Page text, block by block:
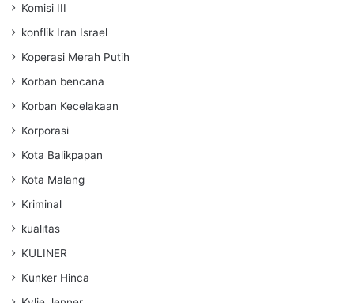
Komisi III
konflik Iran Israel
Koperasi Merah Putih
Korban bencana
Korban Kecelakaan
Korporasi
Kota Balikpapan
Kota Malang
Kriminal
kualitas
KULINER
Kunker Hinca